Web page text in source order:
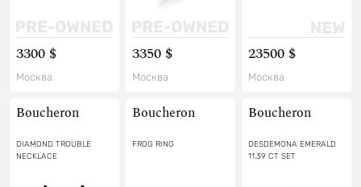
3300 $
Москва
3350 $
Москва
23500 $
Москва
Boucheron
DIAMOND TROUBLE
NECKLACE
Boucheron
FROG RING
Boucheron
DESDEMONA EMERALD
11.39 CT SET